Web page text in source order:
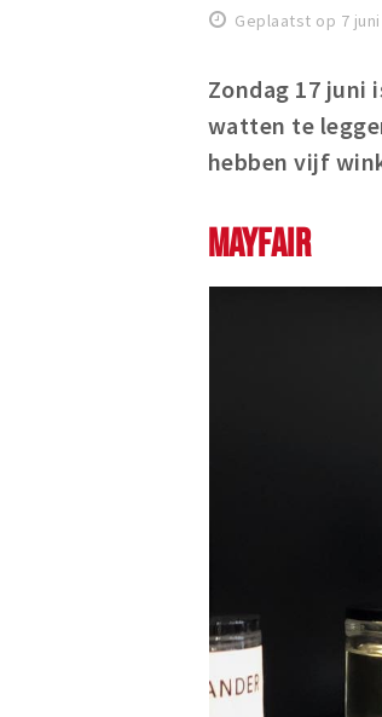
Geplaatst op 7 juni
Zondag 17 juni
watten te
hebben vijf
MAYFAIR